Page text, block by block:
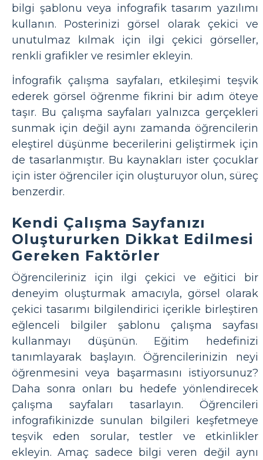
bilgi şablonu veya infografik tasarım yazılımı
kullanın. Posterinizi görsel olarak çekici ve
unutulmaz kılmak için ilgi çekici görseller,
renkli grafikler ve resimler ekleyin.
İnfografik çalışma sayfaları, etkileşimi teşvik
ederek görsel öğrenme fikrini bir adım öteye
taşır. Bu çalışma sayfaları yalnızca gerçekleri
sunmak için değil aynı zamanda öğrencilerin
eleştirel düşünme becerilerini geliştirmek için
de tasarlanmıştır. Bu kaynakları ister çocuklar
için ister öğrenciler için oluşturuyor olun, süreç
benzerdir.
Kendi Çalışma Sayfanızı
Oluştururken Dikkat Edilmesi
Gereken Faktörler
Öğrencileriniz için ilgi çekici ve eğitici bir
deneyim oluşturmak amacıyla, görsel olarak
çekici tasarımı bilgilendirici içerikle birleştiren
eğlenceli bilgiler şablonu çalışma sayfası
kullanmayı düşünün. Eğitim hedefinizi
tanımlayarak başlayın. Öğrencilerinizin neyi
öğrenmesini veya başarmasını istiyorsunuz?
Daha sonra onları bu hedefe yönlendirecek
çalışma sayfaları tasarlayın. Öğrencileri
infografikinizde sunulan bilgileri keşfetmeye
teşvik eden sorular, testler ve etkinlikler
ekleyin. Amaç sadece bilgi veren değil aynı